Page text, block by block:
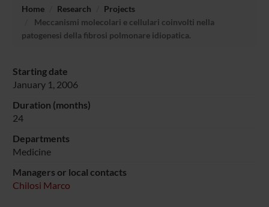
Home Research
Projects
Meccanismi molecolari e cellulari coinvolti nella
patogenesi della fibrosi polmonare idiopatica.
Starting date
January 1, 2006
Duration (months)
24
Departments
Medicine
Managers or local contacts
Chilosi Marco